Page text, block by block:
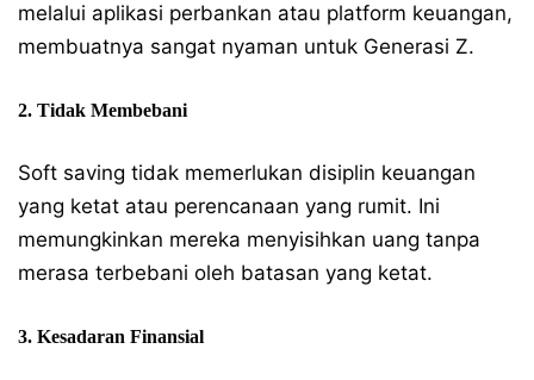
melalui aplikasi perbankan atau platform keuangan,
membuatnya sangat nyaman untuk Generasi Z.
2. Tidak Membebani
Soft saving tidak memerlukan disiplin keuangan
yang ketat atau perencanaan yang rumit. Ini
memungkinkan mereka menyisihkan uang tanpa
merasa terbebani oleh batasan yang ketat.
3. Kesadaran Finansial